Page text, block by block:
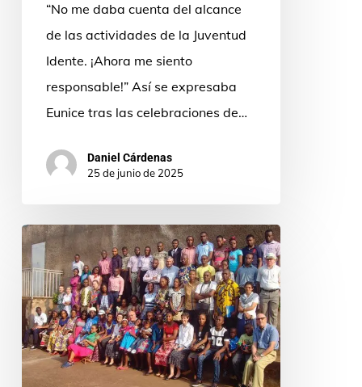
“No me daba cuenta del alcance
de las actividades de la Juventud
Idente. ¡Ahora me siento
responsable!” Así se expresaba
Eunice tras las celebraciones de…
Daniel Cárdenas
25 de junio de 2025
Misión
Idente
en
Camerún